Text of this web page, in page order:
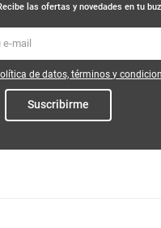
las ofertas y novedades en tu
de datos, términos y
Suscribirme